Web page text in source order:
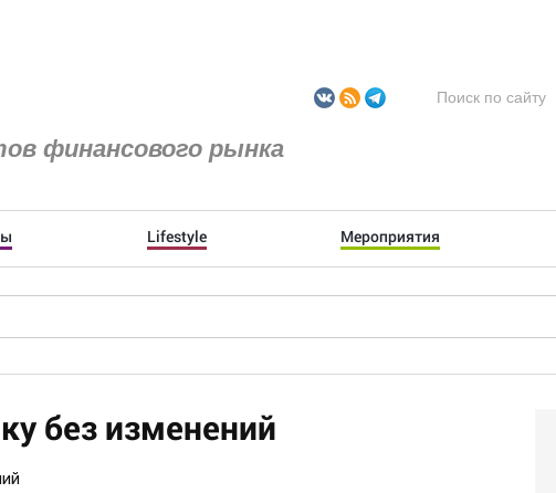
финансового рынка
Lifestyle Мероприятия
без изменений